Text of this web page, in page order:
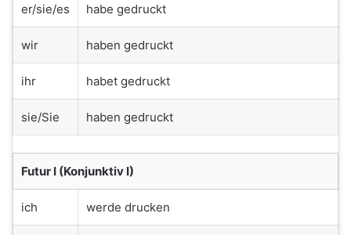
er/sie/es habe gedruckt
wir haben gedruckt
ihr habet gedruckt
sie/Sie haben gedruckt
Futur I (Konjunktiv I)
ich werde drucken